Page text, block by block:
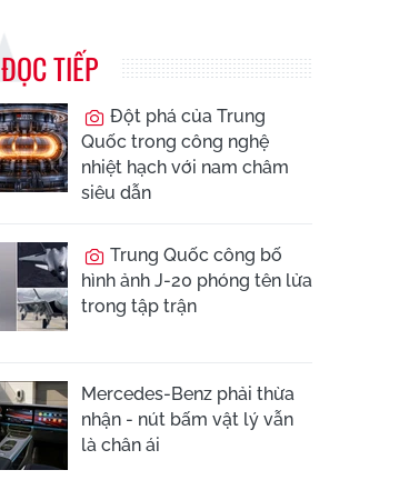
ĐỌC TIẾP
Đột phá của Trung
Quốc trong công nghệ
nhiệt hạch với nam châm
siêu dẫn
Trung Quốc công bố
hình ảnh J-20 phóng tên lửa
trong tập trận
Mercedes-Benz phải thừa
nhận - nút bấm vật lý vẫn
là chân ái